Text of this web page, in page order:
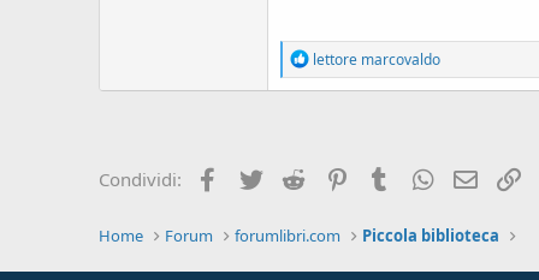
R
e
a
:
lettore marcovaldo
Condividi: Facebook
Twitter Reddit PinterestTumblr WhatsApp
e-mail
Home Forum forumlibri.com Piccola biblioteca